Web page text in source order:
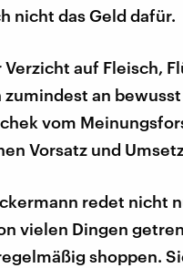
nicht das Geld dafür.
Verzicht auf Fleisch,
zumindest an
vom
Vorsatz und
redet nicht
vielen Dingen
shoppen.